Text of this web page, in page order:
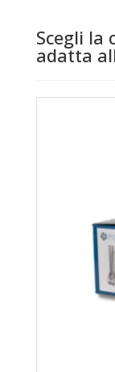
Scegli la
adatta